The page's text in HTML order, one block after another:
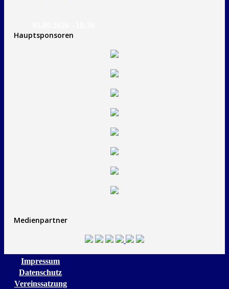
Hauptsponsoren
Medienpartner
Impressum
Datenschutz
Vereinssatzung